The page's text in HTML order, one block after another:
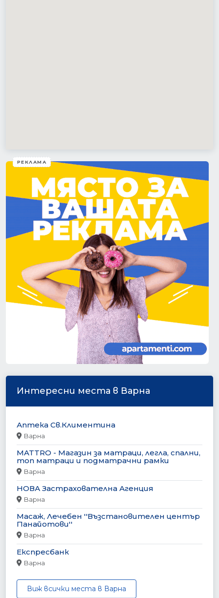
РЕКЛАМА
Интересни места в Варна
Аптека Св.Климентина
Варна
MATTRO - Магазин за матраци, легла, спални,
топ матраци и подматрачни рамки
Варна
НОВА Застрахователна Агенция
Варна
Масаж, Лечебен ''Възстановителен център
Панайотови''
Варна
Експресбанк
Варна
Виж всички места в Варна